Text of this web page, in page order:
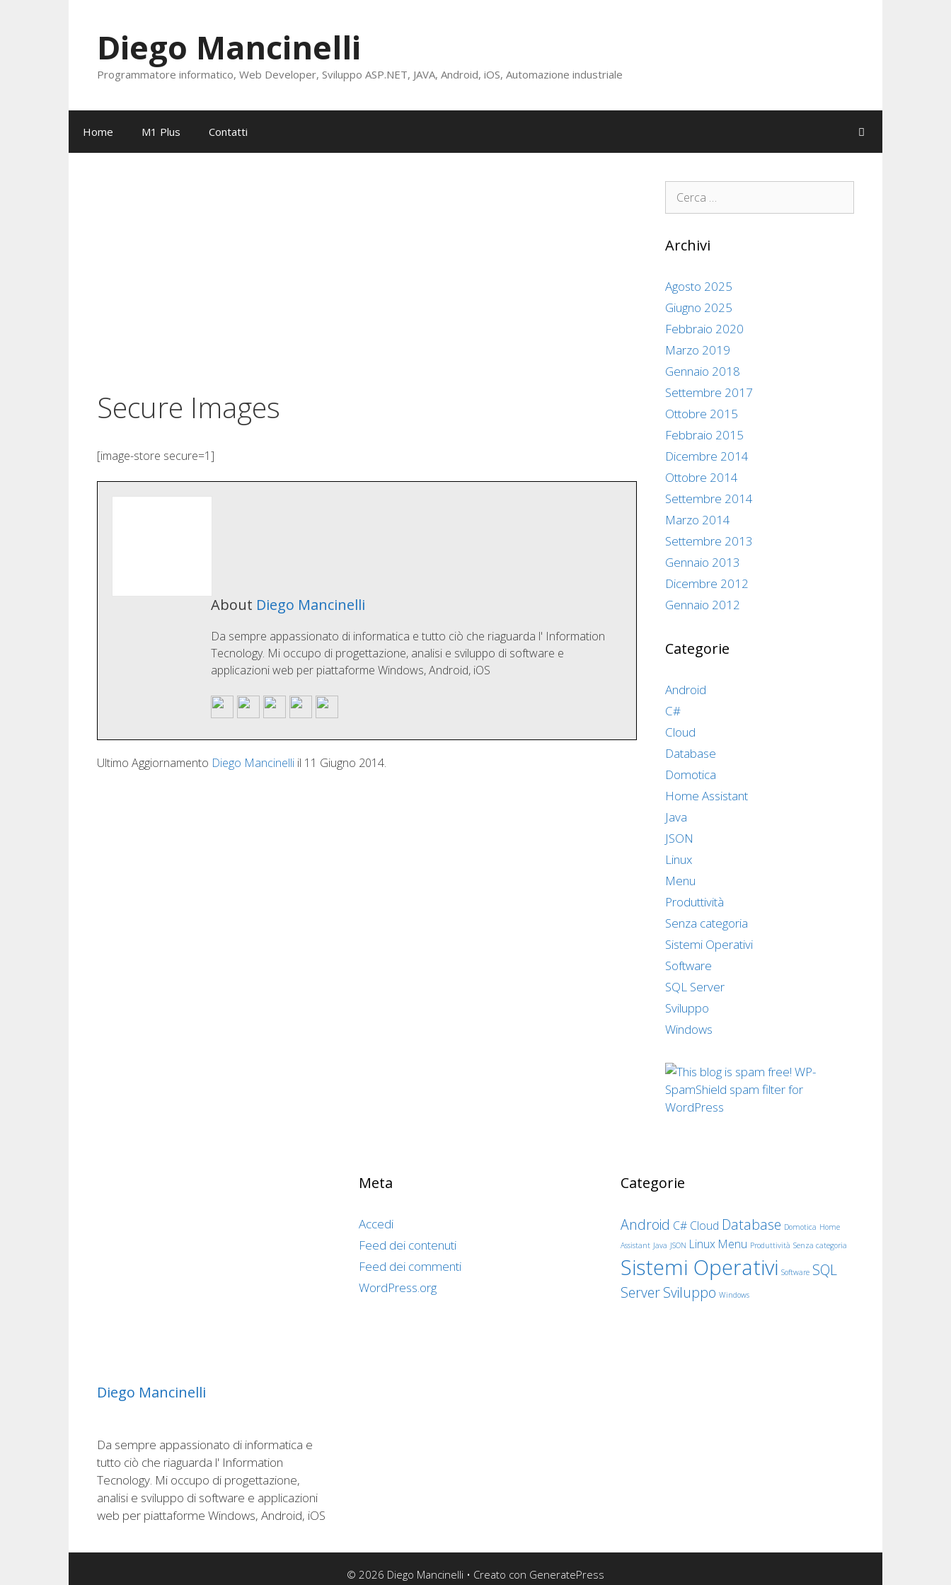
Diego Mancinelli
Programmatore informatico, Web Developer, Sviluppo ASP.NET, JAVA, Android, iOS, Automazione industriale
Home M1 Plus Contatti
Secure Images
[image-store secure=1]
About Diego Mancinelli
Da sempre appassionato di informatica e tutto ciò che riaguarda l' Information
Tecnology. Mi occupo di progettazione, analisi e sviluppo di software e
applicazioni web per piattaforme Windows, Android, iOS
Ultimo Aggiornamento Diego Mancinelli il 11 Giugno 2014.
Ricerca
per:
Archivi
Agosto 2025
Giugno 2025
Febbraio 2020
Marzo 2019
Gennaio 2018
Settembre 2017
Ottobre 2015
Febbraio 2015
Dicembre 2014
Ottobre 2014
Settembre 2014
Marzo 2014
Settembre 2013
Gennaio 2013
Dicembre 2012
Gennaio 2012
Categorie
Android
C#
Cloud
Database
Domotica
Home Assistant
Java
JSON
Linux
Menu
Produttività
Senza categoria
Sistemi Operativi
Software
SQL Server
Sviluppo
Windows
Diego Mancinelli
Da sempre appassionato di informatica e
tutto ciò che riaguarda l' Information
Tecnology. Mi occupo di progettazione,
analisi e sviluppo di software e applicazioni
web per piattaforme Windows, Android, iOS
Meta
Accedi
Feed dei contenuti
Feed dei commenti
WordPress.org
Categorie
Android C# Cloud Database Domotica Home
Assistant Java JSON Linux Menu Produttività Senza categoria
Sistemi Operativi Software SQL
ServerSviluppo Windows
© 2026 Diego Mancinelli • Creato con GeneratePress